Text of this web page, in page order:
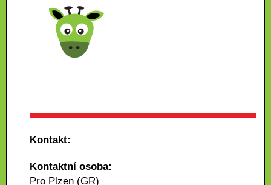
Kontakt:
Kontaktní osoba:
Pro Plzen (GR)